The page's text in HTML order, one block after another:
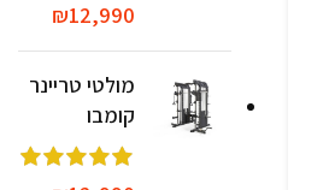
₪12,990
מולטי טריינר
קומבו